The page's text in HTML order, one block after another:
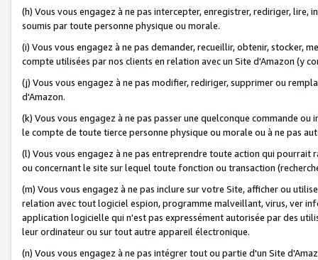
(h) Vous vous engagez à ne pas intercepter, enregistrer, rediriger,
soumis par toute personne physique ou morale.
(i) Vous vous engagez à ne pas demander, recueillir, obtenir, stocker,
compte utilisées par nos clients en relation avec un Site d'Amazon (y
(j) Vous vous engagez à ne pas modifier, rediriger, supprimer ou
d'Amazon.
(k) Vous vous engagez à ne pas passer une quelconque commande
le compte de toute tierce personne physique ou morale ou à ne pas
(l) Vous vous engagez à ne pas entreprendre toute action qui
ou concernant le site sur lequel toute fonction ou transaction
(m) Vous vous engagez à ne pas inclure sur votre Site, afficher ou
relation avec tout logiciel espion, programme malveillant, virus, ver
application logicielle qui n'est pas expressément autorisée par des
leur ordinateur ou sur tout autre appareil électronique.
(n) Vous vous engagez à ne pas intégrer tout ou partie d'un Site